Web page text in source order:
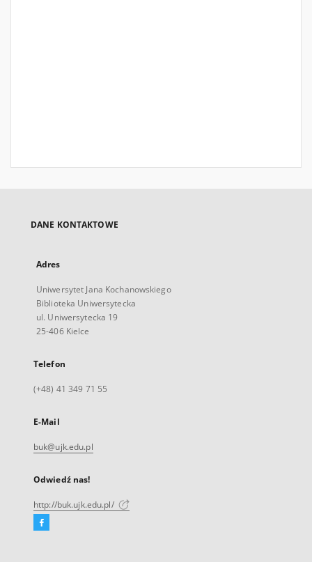
DANE KONTAKTOWE
Adres
Uniwersytet Jana Kochanowskiego
Biblioteka Uniwersytecka
ul. Uniwersytecka 19
25-406 Kielce
Telefon
(+48) 41 349 71 55
E-Mail
buk@ujk.edu.pl
Odwiedź nas!
http://buk.ujk.edu.pl/
Facebook